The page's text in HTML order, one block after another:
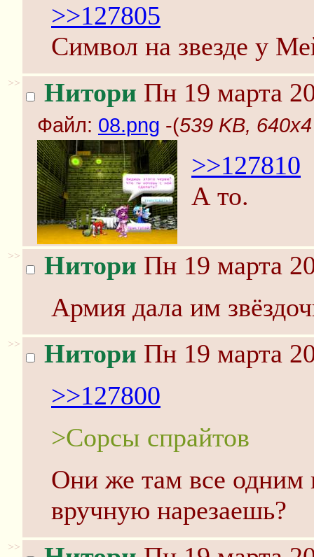
>>127805
Символ на звезде у
>> Нитори Пн 19 марта
Файл: 08.png -(539 KB,
>>127810
А то.
>> Нитори Пн 19 марта
Армия дала им
>> Нитори Пн 19 марта
>>127800
>Сорсы спрайтов
Они же там все одним
вручную нарезаешь?
>>